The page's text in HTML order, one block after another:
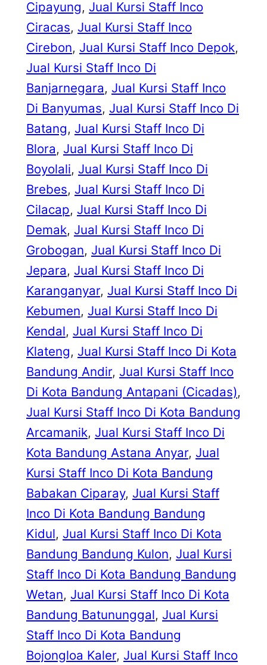
Cipayung, Jual Kursi Staff Inco
Ciracas, Jual Kursi Staff Inco
Cirebon, Jual Kursi Staff Inco Depok
Jual Kursi Staff Inco Di
Banjarnegara, Jual Kursi Staff Inco
Di Banyumas, Jual Kursi Staff Inco Di
Batang, Jual Kursi Staff Inco Di
Blora, Jual Kursi Staff Inco Di
Boyolali, Jual Kursi Staff Inco Di
Brebes, Jual Kursi Staff Inco Di
Cilacap, Jual Kursi Staff Inco Di
Demak, Jual Kursi Staff Inco Di
Grobogan, Jual Kursi Staff Inco Di
Jepara, Jual Kursi Staff Inco Di
Karanganyar, Jual Kursi Staff Inco Di
Kebumen, Jual Kursi Staff Inco Di
Kendal, Jual Kursi Staff Inco Di
Klateng, Jual Kursi Staff Inco Di Kota
Bandung Andir, Jual Kursi Staff Inco
Di Kota Bandung Antapani (Cicadas)
Jual Kursi Staff Inco Di Kota Bandung
Arcamanik, Jual Kursi Staff Inco Di
Kota Bandung Astana Anyar, Jual
Kursi Staff Inco Di Kota Bandung
Babakan Ciparay, Jual Kursi Staff
Inco Di Kota Bandung Bandung
Kidul, Jual Kursi Staff Inco Di Kota
Bandung Bandung Kulon, Jual Kursi
Staff Inco Di Kota Bandung Bandung
Wetan, Jual Kursi Staff Inco Di Kota
Bandung Batununggal, Jual Kursi
Staff Inco Di Kota Bandung
Bojongloa Kaler, Jual Kursi Staff Inco